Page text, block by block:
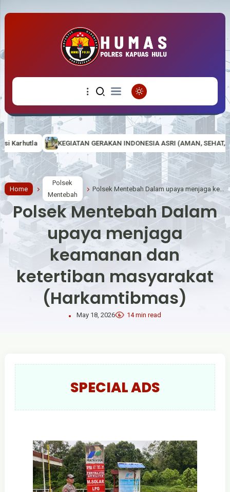
GERAKAN INDONESIA ASRI (AMAN, SEHAT, RESIK DAN INDAH) DI
Home
Polsek
Mentebah
Polsek Mentebah Dalam upaya menjaga keamanan dan ketertiban masyarakat (Harkamtibmas)
Polsek Mentebah Dalam
upaya menjaga
keamanan dan
ketertiban masyarakat
(Harkamtibmas)
May 18, 2026 14 min read
SPECIAL ADS